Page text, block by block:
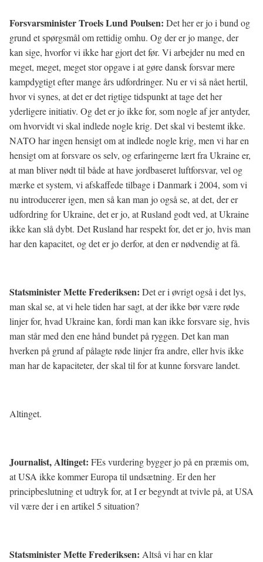
Forsvarsminister Troels Lund Poulsen: Det her er jo i bund og
grund et spørgsmål om rettidig omhu. Og der er jo mange, der
kan sige, hvorfor vi ikke har gjort det før. Vi arbejder nu med en
meget, meget, meget stor opgave i at gøre dansk forsvar mere
kampdygtigt efter mange års udfordringer. Nu er vi så nået hertil,
hvor vi synes, at det er det rigtige tidspunkt at tage det her
yderligere initiativ. Og det er jo ikke for, som nogle af jer antyder,
om hvorvidt vi skal indlede nogle krig. Det skal vi bestemt ikke.
NATO har ingen hensigt om at indlede nogle krig, men vi har en
hensigt om at forsvare os selv, og erfaringerne lært fra Ukraine er,
at man bliver nødt til både at have jordbaseret luftforsvar, vel og
mærke et system, vi afskaffede tilbage i Danmark i 2004, som vi
nu introducerer igen, men så kan man jo også se, at det, der er
udfordring for Ukraine, det er jo, at Rusland godt ved, at Ukraine
ikke kan slå dybt. Det Rusland har respekt for, det er jo, hvis man
har den kapacitet, og det er jo derfor, at den er nødvendig at få.
Statsminister Mette Frederiksen: Det er i øvrigt også i det lys,
man skal se, at vi hele tiden har sagt, at der ikke bør være røde
linjer for, hvad Ukraine kan, fordi man kan ikke forsvare sig, hvis
man står med den ene hånd bundet på ryggen. Det kan man
hverken på grund af pålagte røde linjer fra andre, eller hvis ikke
man har de kapaciteter, der skal til for at kunne forsvare landet.
Altinget.
Journalist, Altinget: FEs vurdering bygger jo på en præmis om,
at USA ikke kommer Europa til undsætning. Er den her
principbeslutning et udtryk for, at I er begyndt at tvivle på, at USA
vil være der i en artikel 5 situation?
Statsminister Mette Frederiksen: Altså vi har en klar